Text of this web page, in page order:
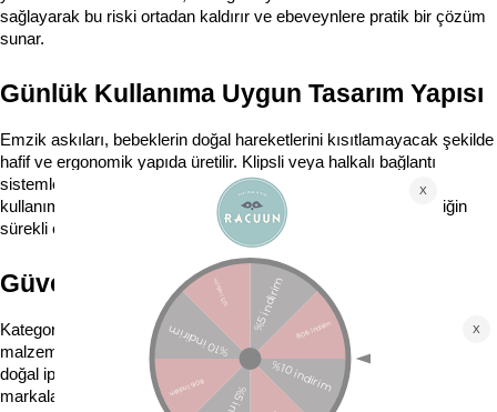
sağlayarak bu riski ortadan kaldırır ve ebeveynlere pratik bir çözüm
sunar.
Günlük Kullanıma Uygun Tasarım Yapısı
Emzik askıları, bebeklerin doğal hareketlerini kısıtlamayacak şekilde
hafif ve ergonomik yapıda üretilir. Klipsli veya halkalı bağlantı
sistemleri sayesinde emzikle kolayca uyum sağlar. Günlük
kullanımda bebeğin kıyafetlerine rahatça sabitlenebilir ve emziğin
sürekli erişilebilir olmasına yardımcı olur.
Güvenli Malzeme Standartları
Kategori içerisinde yer alan emzik askıları, bebek sağlığına uygun
malzemelerden üretilir. BPA içermeyen plastikler, organik pamuk ve
doğal ipler gibi güvenli materyaller tercih edilir. Kidful ve BIBS gibi
markalar, bu alanda hem güvenlik hem de kalite standartlarıyla öne